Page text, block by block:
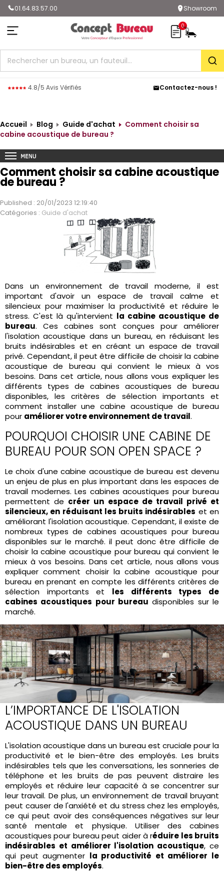
01.64.83.57.00 Showroom
0
4.8/5 Avis Vérifiés Contactez-nous !
Accueil Blog Guide d'achat
Comment choisir sa
cabine acoustique de bureau ?
Comment choisir sa cabine acoustique
de bureau ?
Published : 20/01/2023 12:19:40
Catégories : Guide d'achat
Dans un environnement de travail moderne, il est
important d'avoir un espace de travail calme et
silencieux pour maximiser la productivité et réduire le
stress. C'est là qu'intervient la cabine acoustique de
bureau. Ces cabines sont conçues pour améliorer
l'isolation acoustique dans un bureau, en réduisant les
bruits indésirables et en créant un espace de travail
privé. Cependant, il peut être difficile de choisir la cabine
acoustique de bureau qui convient le mieux à vos
besoins. Dans cet article, nous allons vous expliquer les
différents types de cabines acoustiques de bureau
disponibles, les critères de sélection importants et
comment installer une cabine acoustique de bureau
pour améliorer votre environnement de travail.
POURQUOI CHOISIR UNE CABINE DE
BUREAU POUR SON OPEN SPACE ?
Le choix d'une cabine acoustique de bureau est devenu
un enjeu de plus en plus important dans les espaces de
travail modernes. Les cabines acoustiques pour bureau
permettent de créer un espace de travail privé et
silencieux, en réduisant les bruits indésirables et en
améliorant l'isolation acoustique. Cependant, il existe de
nombreux types de cabines acoustiques pour bureau
disponibles sur le marché. il peut donc être difficile de
choisir la cabine acoustique pour bureau qui convient le
mieux à vos besoins. Dans cet article, nous allons vous
expliquer comment choisir la cabine acoustique pour
bureau en prenant en compte les différents critères de
sélection importants et les différents types de
cabines acoustiques pour bureau disponibles sur le
marché.
L’IMPORTANCE DE L'ISOLATION
ACOUSTIQUE DANS UN BUREAU
L'isolation acoustique dans un bureau est cruciale pour la
productivité et le bien-être des employés. Les bruits
indésirables tels que les conversations, les sonneries de
téléphone et les bruits de pas peuvent distraire les
employés et réduire leur capacité à se concentrer sur
leur travail. De plus, un environnement de travail bruyant
peut causer de l'anxiété et du stress chez les employés,
ce qui peut avoir des conséquences négatives sur leur
santé mentale et physique. Utiliser des cabines
acoustiques pour bureau peut aider à réduire les bruits
indésirables et améliorer l'isolation acoustique, ce
qui peut augmenter la productivité et améliorer le
bien-être des employés.